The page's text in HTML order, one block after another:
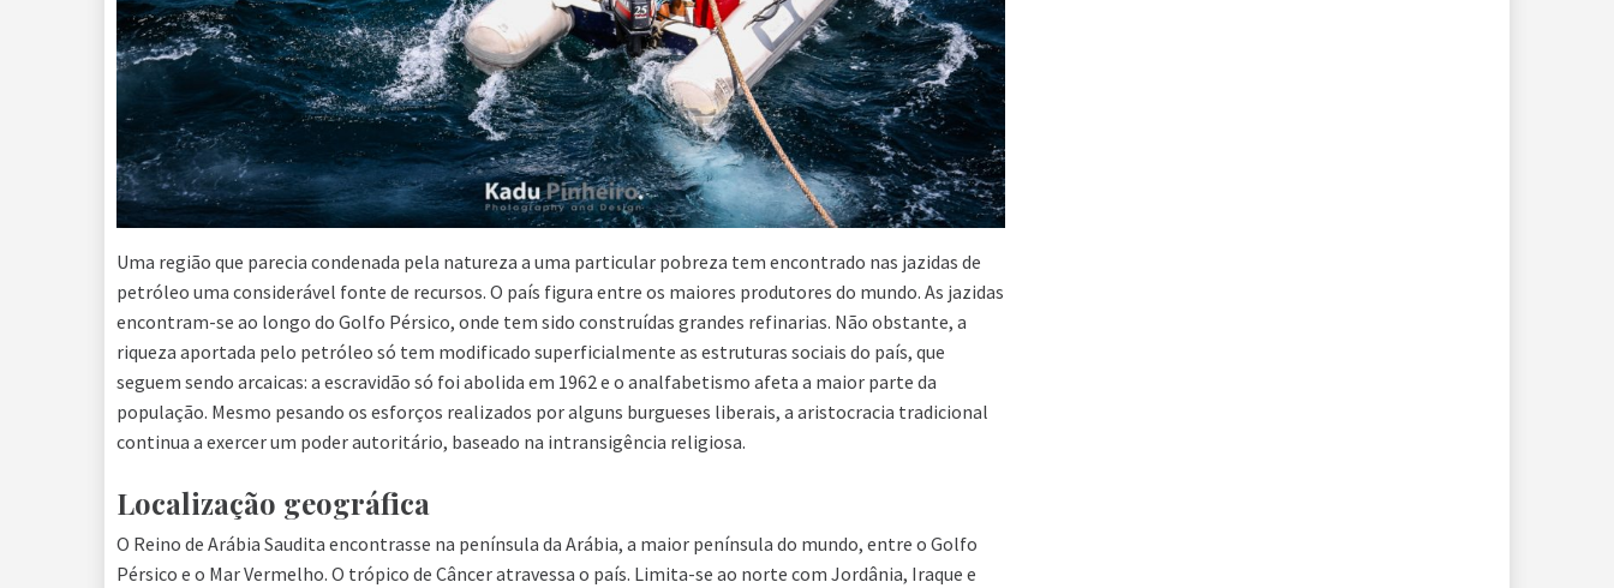
Uma região que parecia condenada pela natureza a uma particular pobreza tem encontrado nas jazidas de
petróleo uma considerável fonte de recursos. O país figura entre os maiores produtores do mundo. As jazidas
encontram-se ao longo do Golfo Pérsico, onde tem sido construídas grandes refinarias. Não obstante, a
riqueza aportada pelo petróleo só tem modificado superficialmente as estruturas sociais do país, que
seguem sendo arcaicas: a escravidão só foi abolida em 1962 e o analfabetismo afeta a maior parte da
população. Mesmo pesando os esforços realizados por alguns burgueses liberais, a aristocracia tradicional
continua a exercer um poder autoritário, baseado na intransigência religiosa.
Localização geográfica
O Reino de Arábia Saudita encontrasse na península da Arábia, a maior península do mundo, entre o Golfo
Pérsico e o Mar Vermelho. O trópico de Câncer atravessa o país. Limita-se ao norte com Jordânia, Iraque e